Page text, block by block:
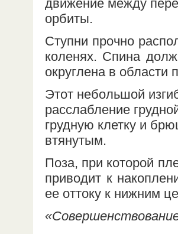
движение между
орбиты.
Ступни прочно
коленях. Спина
округлена в области
Этот небольшой
расслабление
грудную клетку и
втянутым.
Поза, при которой
приводит к
ее оттоку к нижним